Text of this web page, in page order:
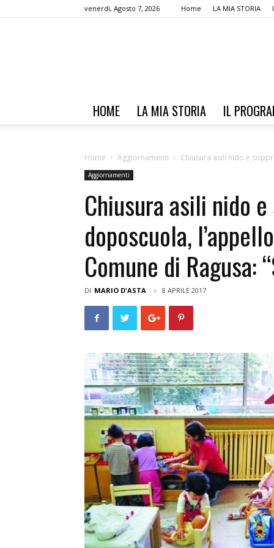
venerdì, Agosto 7, 2026 Home LA MIA STORIA
HOME LA MIA STORIA IL
Home Aggiornamenti Chiusura asili nido e
Aggiornamenti
Chiusura asili nido
doposcuola,
Comune di Ragusa:
DI MARIO D'ASTA 8 APRILE 2017